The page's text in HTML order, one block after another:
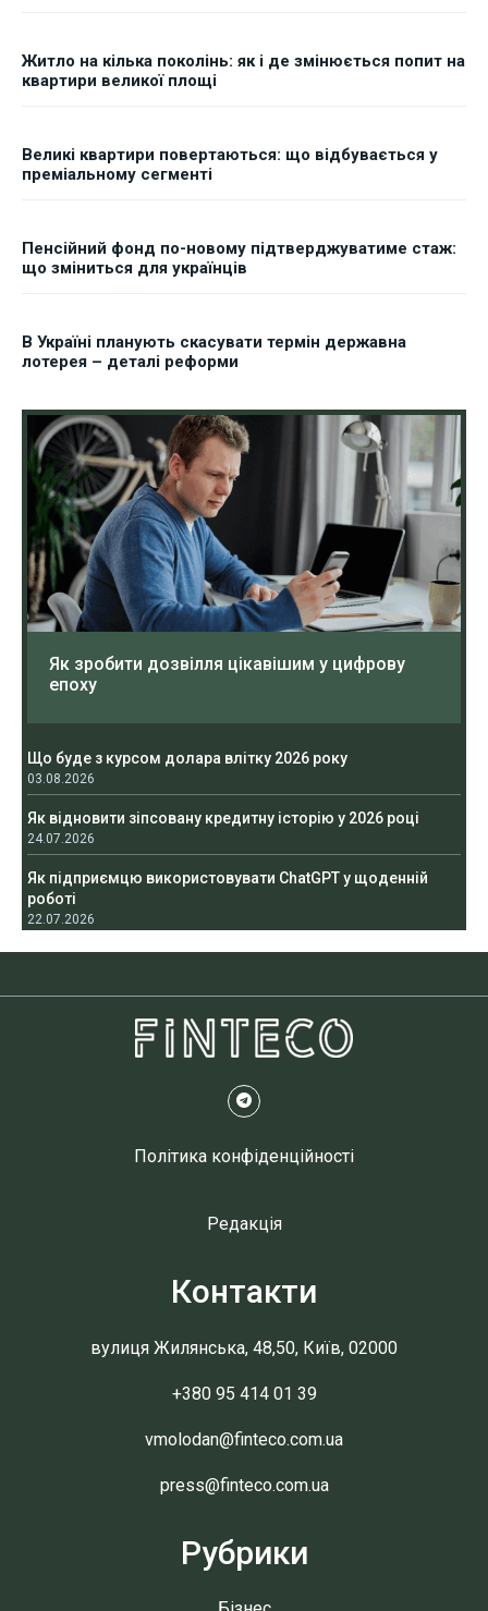
Житло на кілька поколінь: як і де змінюється попит на
квартири великої площі
Великі квартири повертаються: що відбувається у
преміальному сегменті
Пенсійний фонд по-новому підтверджуватиме стаж:
що зміниться для українців
В Україні планують скасувати термін державна
лотерея – деталі реформи
Як зробити дозвілля цікавішим у цифрову
епоху
Що буде з курсом долара влітку 2026 року
03.08.2026
Як відновити зіпсовану кредитну історію у 2026 році
24.07.2026
Як підприємцю використовувати ChatGPT у щоденній
роботі
22.07.2026
Політика конфіденційності
Редакція
Контакти
вулиця Жилянська, 48,50, Київ, 02000
+380 95 414 01 39
vmolodan@finteco.com.ua
press@finteco.com.ua
Рубрики